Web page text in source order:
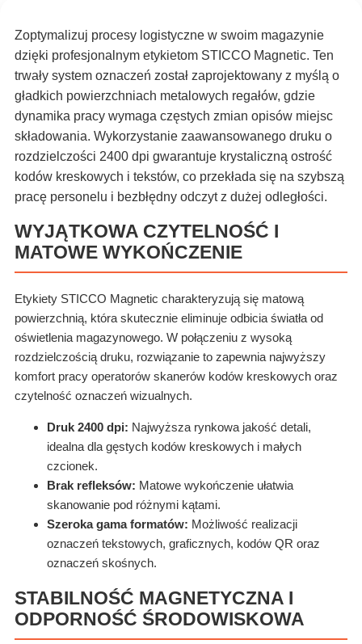
Zoptymalizuj procesy logistyczne w swoim magazynie
dzięki profesjonalnym etykietom STICCO Magnetic. Ten
trwały system oznaczeń został zaprojektowany z myślą o
gładkich powierzchniach metalowych regałów, gdzie
dynamika pracy wymaga częstych zmian opisów miejsc
składowania. Wykorzystanie zaawansowanego druku o
rozdzielczości 2400 dpi gwarantuje krystaliczną ostrość
kodów kreskowych i tekstów, co przekłada się na szybszą
pracę personelu i bezbłędny odczyt z dużej odległości.
WYJĄTKOWA CZYTELNOŚĆ I
MATOWE WYKOŃCZENIE
Etykiety STICCO Magnetic charakteryzują się matową
powierzchnią, która skutecznie eliminuje odbicia światła od
oświetlenia magazynowego. W połączeniu z wysoką
rozdzielczością druku, rozwiązanie to zapewnia najwyższy
komfort pracy operatorów skanerów kodów kreskowych oraz
czytelność oznaczeń wizualnych.
Druk 2400 dpi: Najwyższa rynkowa jakość detali,
idealna dla gęstych kodów kreskowych i małych
czcionek.
Brak refleksów: Matowe wykończenie ułatwia
skanowanie pod różnymi kątami.
Szeroka gama formatów: Możliwość realizacji
oznaczeń tekstowych, graficznych, kodów QR oraz
oznaczeń skośnych.
STABILNOŚĆ MAGNETYCZNA I
ODPORNOŚĆ ŚRODOWISKOWA